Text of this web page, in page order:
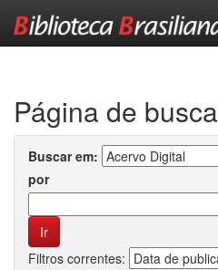
Página de busca
Buscar em:
por
Filtros correntes: